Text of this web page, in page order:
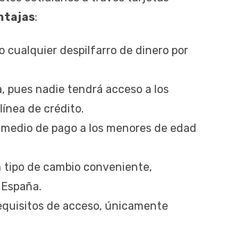
:
cualquier despilfarro de dinero por
pues nadie tendrá acceso a los
de crédito.
de pago a los menores de edad
de cambio conveniente,
de acceso, únicamente